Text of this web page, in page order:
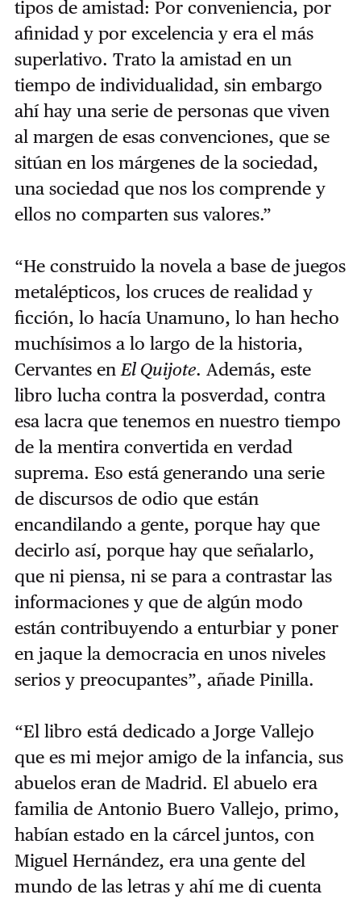
tipos de amistad: Por conveniencia, por
afinidad y por excelencia y era el más
superlativo. Trato la amistad en un
tiempo de individualidad, sin embargo
ahí hay una serie de personas que viven
al margen de esas convenciones, que se
sitúan en los márgenes de la sociedad,
una sociedad que nos los comprende y
ellos no comparten sus valores.”
“He construido la novela a base de juegos
metalépticos, los cruces de realidad y
ficción, lo hacía Unamuno, lo han hecho
muchísimos a lo largo de la historia,
Cervantes en El Quijote. Además, este
libro lucha contra la posverdad, contra
esa lacra que tenemos en nuestro tiempo
de la mentira convertida en verdad
suprema. Eso está generando una serie
de discursos de odio que están
encandilando a gente, porque hay que
decirlo así, porque hay que señalarlo,
que ni piensa, ni se para a contrastar las
informaciones y que de algún modo
están contribuyendo a enturbiar y poner
en jaque la democracia en unos niveles
serios y preocupantes”, añade Pinilla.
“El libro está dedicado a Jorge Vallejo
que es mi mejor amigo de la infancia, sus
abuelos eran de Madrid. El abuelo era
familia de Antonio Buero Vallejo, primo,
habían estado en la cárcel juntos, con
Miguel Hernández, era una gente del
mundo de las letras y ahí me di cuenta